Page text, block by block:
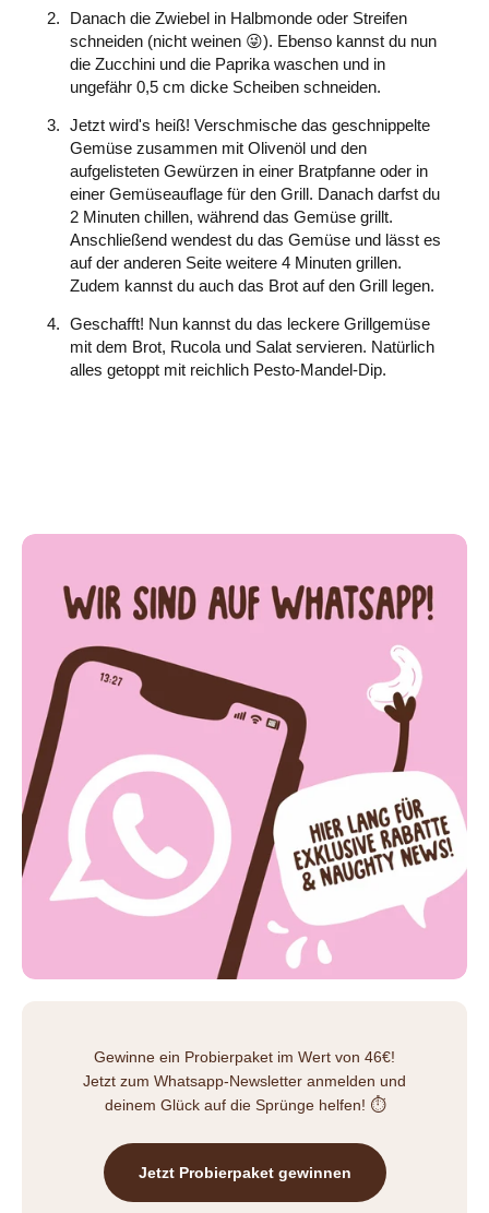
Danach die Zwiebel in Halbmonde oder Streifen
schneiden (nicht weinen 😜). Ebenso kannst du nun
die Zucchini und die Paprika waschen und in
ungefähr 0,5 cm dicke Scheiben schneiden.
Jetzt wird's heiß! Verschmische das geschnippelte
Gemüse zusammen mit Olivenöl und den
aufgelisteten Gewürzen in einer Bratpfanne oder in
einer Gemüseauflage für den Grill. Danach darfst du
2 Minuten chillen, während das Gemüse grillt.
Anschließend wendest du das Gemüse und lässt es
auf der anderen Seite weitere 4 Minuten grillen.
Zudem kannst du auch das Brot auf den Grill legen.
Geschafft! Nun kannst du das leckere Grillgemüse
mit dem Brot, Rucola und Salat servieren. Natürlich
alles getoppt mit reichlich Pesto-Mandel-Dip.
Gewinne ein Probierpaket im Wert von 46€!
Jetzt zum Whatsapp-Newsletter anmelden und
deinem Glück auf die Sprünge helfen! ⏱️
Jetzt Probierpaket gewinnen